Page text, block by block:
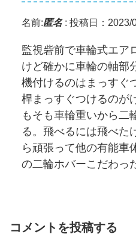
名前:匿名: 投稿日：2023/
監視砦前で車輪式エア
けど確かに車輪の軸部
機付けるのはまっすぐ
桿まっすぐつけるのが
もそも車輪重いから二
る。飛べるには飛べた
ら頑張って他の有能車
の二輪ホバーこだわっ
コメントを投稿する